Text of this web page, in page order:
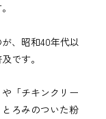
、昭和40年代以
です。
「チキンクリー
ろみのついた粉